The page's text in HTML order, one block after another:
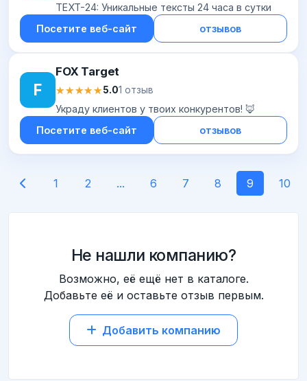
TEXT-24: Уникальные тексты 24 часа в сутки
Посетите веб-сайт
отзывов
F
FOX Target
★★★★★
★★★★★5.01 отзыв
Украду клиентов у твоих конкурентов! 🦊
Посетите веб-сайт
отзывов
1 2 ... 6 7 8 9 10
Не нашли компанию?
Возможно, её ещё нет в каталоге.
Добавьте её и оставьте отзыв первым.
Добавить компанию